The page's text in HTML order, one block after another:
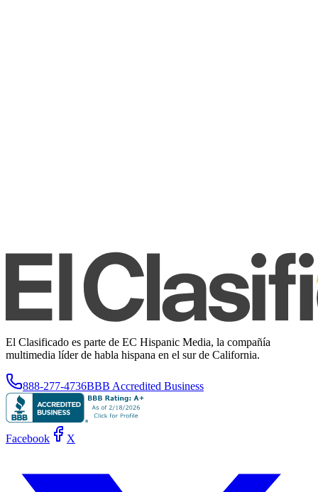
El Clasificado es parte de EC Hispanic Media, la compañía
multimedia líder de habla hispana en el sur de California.
888-277-4736BBB Accredited Business
Facebook X